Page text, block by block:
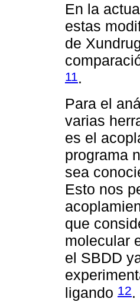
En la
estas
de
11 .
Para el
varias
es el
programa
sea
Esto nos
que
molecular
el SBDD
ligando 12.